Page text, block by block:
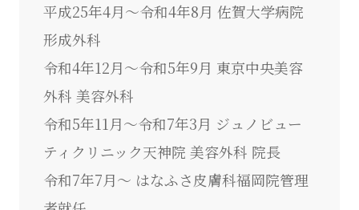
平成25年4月～令和4年8月 佐賀大学病院
形成外科
令和4年12月～令和5年9月 東京中央美容
外科 美容外科
令和5年11月～令和7年3月 ジュノビュー
ティクリニック天神院 美容外科 院長
令和7年7月～ はなふさ皮膚科福岡院管理